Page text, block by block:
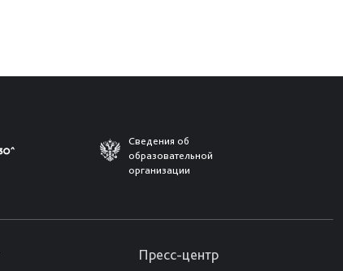
Сведения об
образовательной
организации
Пресс-центр